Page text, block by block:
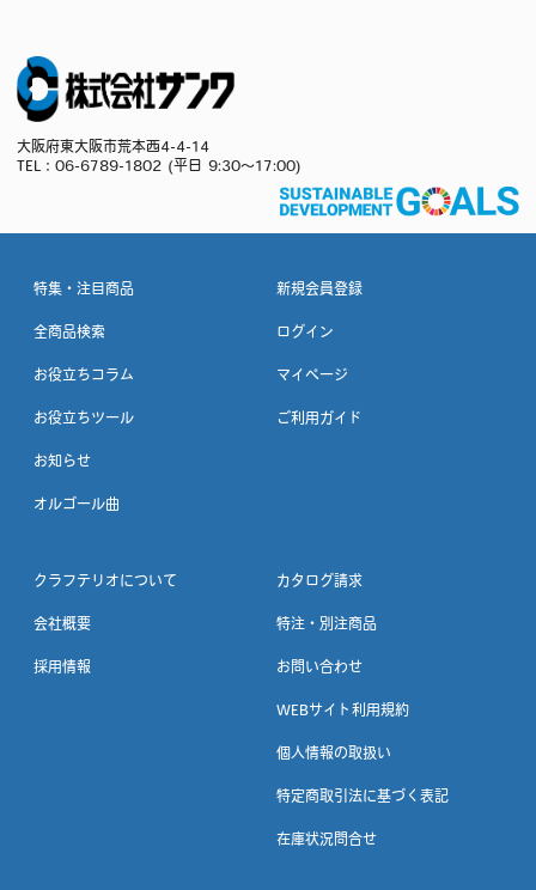
大阪府東大阪市荒本西4-4-14
TEL： 06-6789-1802 (平日 9:30～17:00)
特集・注目商品
全商品検索
お役立ちコラム
お役立ちツール
お知らせ
オルゴール曲
新規会員登録
ログイン
マイページ
ご利用ガイド
クラフテリオについて
会社概要
採用情報
カタログ請求
特注・別注商品
お問い合わせ
WEBサイト利用規約
個人情報の取扱い
特定商取引法に基づく表記
在庫状況問合せ